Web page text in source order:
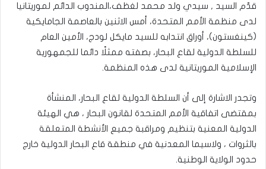
قدّم السيد , سيدي ولد محمد لغظف،المندوب الدائم لموريتانيا
لدى منظمة الأمم المتحدة، أمس الاثنين بالعاصمة الجامايكية
(كينغستون)، أوراق انتدابه للسيد مايكل لودج، الأمين العام
للسلطة الدولية لقاع البحار، بصفته ممثلًا دائما للجمهورية
الإسلامية الموريتانية لدى هذه المنظمة.
وتجدر الاشارة إلى أن السلطة الدولية لقاع البحار، المنشأة
بمقتضى اتفاقية الأمم المتحدة لقانون البحار ، هي الهيئة
الدولية المعنية بتنظيم ومراقبة جميع الأنشطة المتعلقة
بالثروات ، ولاسيما المعدنية في منطقة قاع البحار الدولية خارج
حدود الولاية الوطنية.